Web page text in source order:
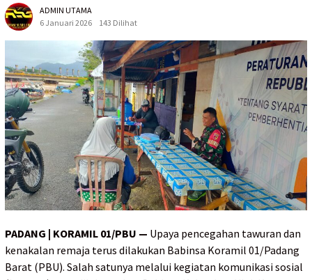
ADMIN UTAMA
6 Januari 2026
143 Dilihat
PADANG | KORAMIL 01/PBU — Upaya pencegahan tawuran dan
kenakalan remaja terus dilakukan Babinsa Koramil 01/Padang
Barat (PBU). Salah satunya melalui kegiatan komunikasi sosial